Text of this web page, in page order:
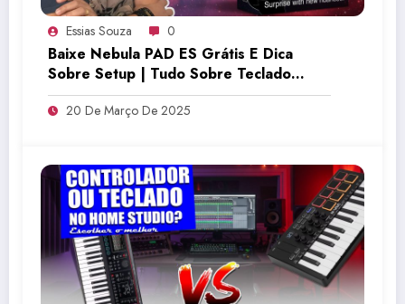
Essias Souza 0
Baixe Nebula PAD ES Grátis E Dica
Sobre Setup | Tudo Sobre Teclado
Musical
20 De Março De 2025